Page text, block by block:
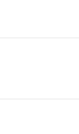
เพื่อเริ่มต้นขอ
การเงินที่ดีขึ้น
ยินดีต้อนรับสู่ก